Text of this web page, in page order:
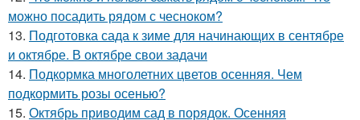
можно посадить рядом с чесноком?
13. Подготовка сада к зиме для начинающих в сентябре
и октябре. В октябре свои задачи
14. Подкормка многолетних цветов осенняя. Чем
подкормить розы осенью?
15. Октябрь приводим сад в порядок. Осенняя